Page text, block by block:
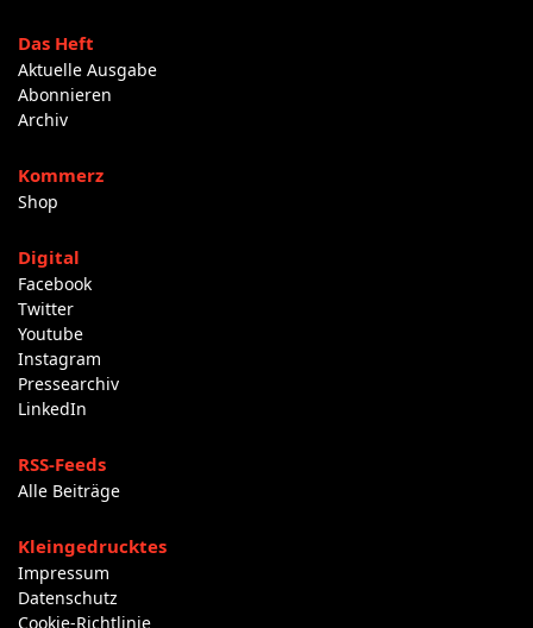
Das Heft
Aktuelle Ausgabe
Abonnieren
Archiv
Kommerz
Shop
Digital
Facebook
Twitter
Youtube
Instagram
Pressearchiv
LinkedIn
RSS-Feeds
Alle Beiträge
Kleingedrucktes
Impressum
Datenschutz
Cookie-Richtlinie